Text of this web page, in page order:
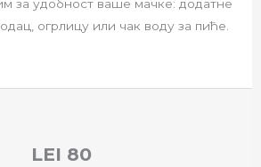
за удобност ваше мачке: додатне
огрлицу или чак воду за пиће.
LEI 80